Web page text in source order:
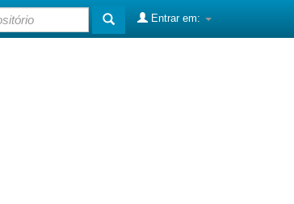
Entrar em: